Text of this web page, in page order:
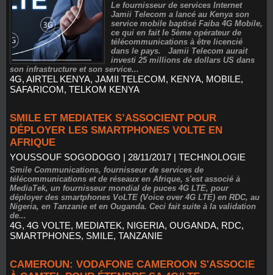
Le fournisseur de services Internet
Jamii Telecom a lancé au Kenya son
service mobile baptisé Faiba 4G Mobile,
ce qui en fait le 5ème opérateur de
télécommunications à être licencié
dans le pays. Jamii Telecom aurait
investi 25 millions de dollars US dans
son infrastructure et son service...
4G, AIRTEL KENYA, JAMII TELECOM, KENYA, MOBILE,
SAFARICOM, TELKOM KENYA
SMILE ET MEDIATEK S’ASSOCIENT POUR
DÉPLOYER LES SMARTPHONES VOLTE EN
AFRIQUE
YOUSSOUF SOGODOGO | 28/11/2017 | TECHNOLOGIE
Smile Communications, fournisseur de services de
télécommunications et de réseaux en Afrique, s'est associé à
MediaTek, un fournisseur mondial de puces 4G LTE, pour
déployer des smartphones VoLTE (Voice over 4G LTE) en RDC, au
Nigeria, en Tanzanie et en Ouganda. Ceci fait suite à la validation
de...
4G, 4G VOLTE, MEDIATEK, NIGERIA, OUGANDA, RDC,
SMARTPHONES, SMILE, TANZANIE
CAMEROUN: VODAFONE CAMEROON S'ASSOCIE